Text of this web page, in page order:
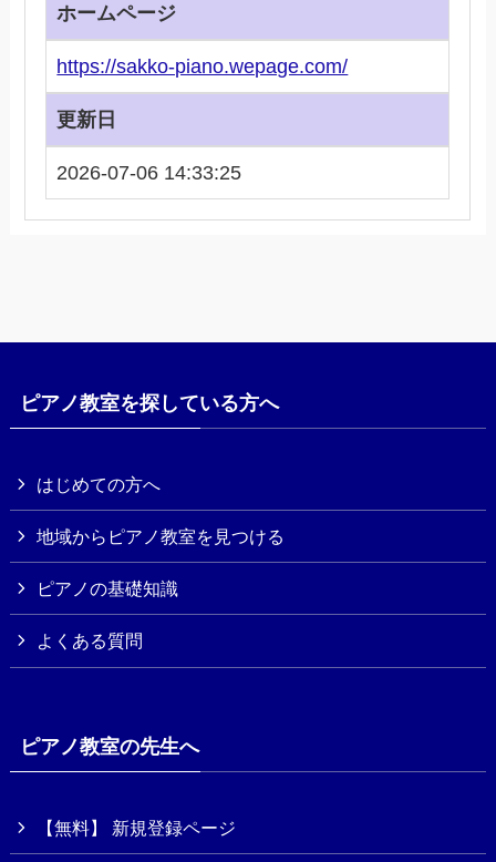
ホームページ
https://sakko-piano.wepage.com/
更新日
2026-07-06 14:33:25
ピアノ教室を探している方へ
はじめての方へ
地域からピアノ教室を見つける
ピアノの基礎知識
よくある質問
ピアノ教室の先生へ
【無料】 新規登録ページ